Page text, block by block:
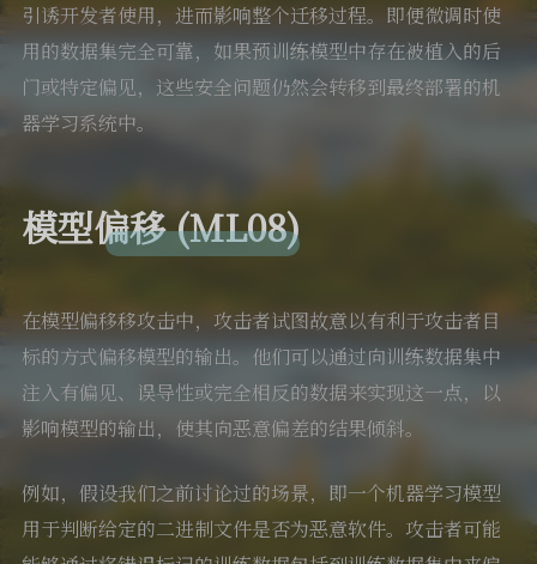
引诱开发者使用，进而影响整个迁移过程。即便微调时使
用的数据集完全可靠，如果预训练模型中存在被植入的后
门或特定偏见，这些安全问题仍然会转移到最终部署的机
器学习系统中。
模型偏移 (ML08)
在模型偏移移攻击中，攻击者试图故意以有利于攻击者目
标的方式偏移模型的输出。他们可以通过向训练数据集中
注入有偏见、误导性或完全相反的数据来实现这一点，以
影响模型的输出，使其向恶意偏差的结果倾斜。
例如，假设我们之前讨论过的场景，即一个机器学习模型
用于判断给定的二进制文件是否为恶意软件。攻击者可能